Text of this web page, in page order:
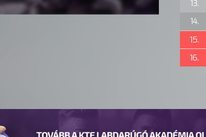
13.
14.
15.
16.